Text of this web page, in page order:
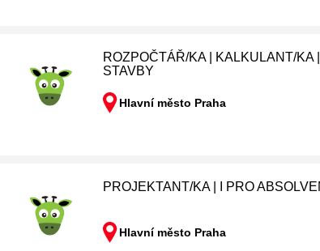
ROZPOČTÁŘ/KA | KALKULANT/KA |
STAVBY
Hlavní město Praha
PROJEKTANT/KA | I PRO
Hlavní město Praha